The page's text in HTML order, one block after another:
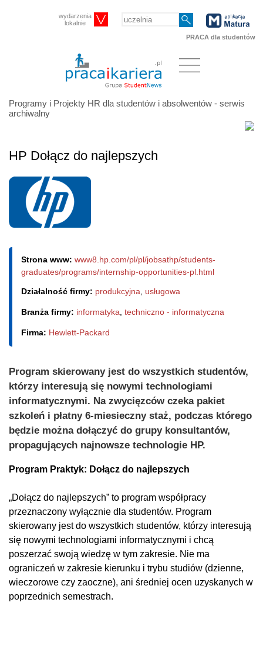
wydarzenia
lokalnie
PRACA dla studentów
Programy i Projekty HR dla studentów i absolwentów - serwis
archiwalny
HP Dołącz do najlepszych
Strona www: www8.hp.com/pl/pl/jobsathp/students-
graduates/programs/internship-opportunities-pl.html
Działalność firmy: produkcyjna, usługowa
Branża firmy: informatyka, techniczno - informatyczna
Firma: Hewlett-Packard
Program skierowany jest do wszystkich studentów,
którzy interesują się nowymi technologiami
informatycznymi. Na zwycięzców czeka pakiet
szkoleń i płatny 6-miesieczny staż, podczas którego
będzie można dołączyć do grupy konsultantów,
propagujących najnowsze technologie HP.
Program Praktyk: Dołącz do najlepszych
„Dołącz do najlepszych” to program współpracy
przeznaczony wyłącznie dla studentów. Program
skierowany jest do wszystkich studentów, którzy interesują
się nowymi technologiami informatycznymi i chcą
poszerzać swoją wiedzę w tym zakresie. Nie ma
ograniczeń w zakresie kierunku i trybu studiów (dzienne,
wieczorowe czy zaoczne), ani średniej ocen uzyskanych w
poprzednich semestrach.